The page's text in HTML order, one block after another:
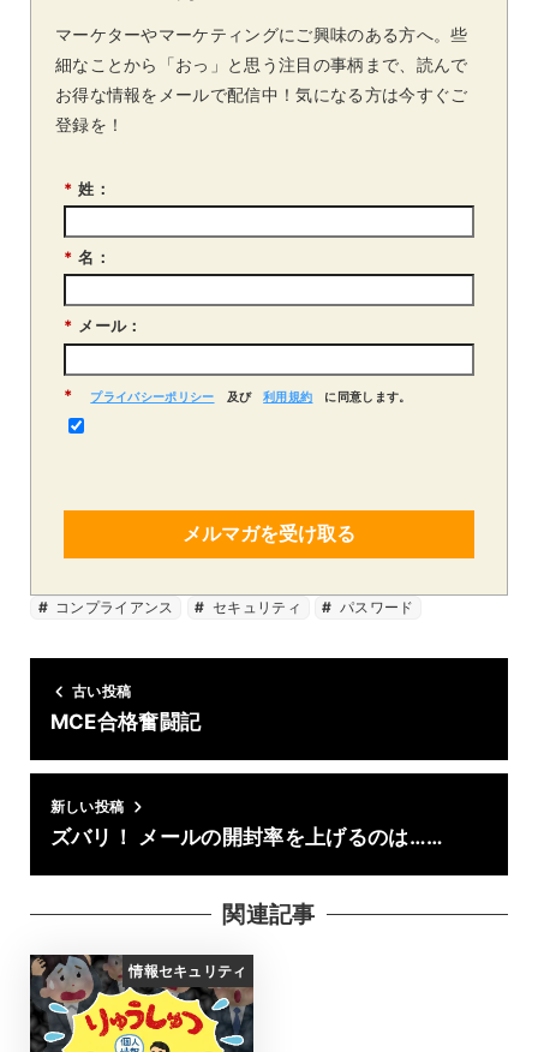
マーケターやマーケティングにご興味のある方へ。些
細なことから「おっ」と思う注目の事柄まで、読んで
お得な情報をメールで配信中！気になる方は今すぐご
登録を！
* 姓：
* 名：
* メール：
* プライバシーポリシー 及び 利用規約 に同意します。
メルマガを受け取る
コンプライアンス セキュリティ パスワード
古い投稿
MCE合格奮闘記
新しい投稿
ズバリ！ メールの開封率を上げるのは……
関連記事
情報セキュリティ